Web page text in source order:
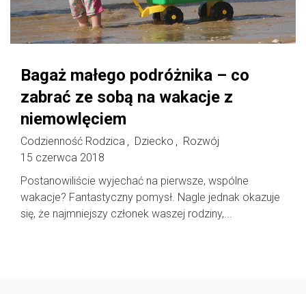
Bagaż małego podróżnika – co
zabrać ze sobą na wakacje z
niemowlęciem
Codzienność Rodzica , Dziecko ,
Rozwój
15 czerwca 2018
Postanowiliście wyjechać na pierwsze, wspólne
wakacje? Fantastyczny pomysł. Nagle jednak okazuje
się, że najmniejszy członek waszej rodziny,...